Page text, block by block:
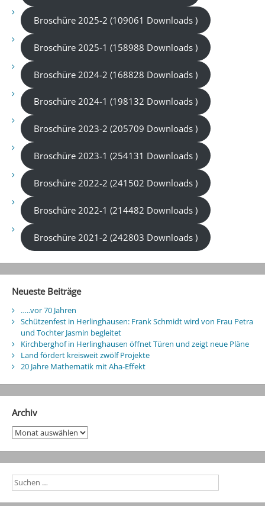
Broschüre 2025-2 (109061 Downloads )
Broschüre 2025-1 (158988 Downloads )
Broschüre 2024-2 (168828 Downloads )
Broschüre 2024-1 (198132 Downloads )
Broschüre 2023-2 (205709 Downloads )
Broschüre 2023-1 (254131 Downloads )
Broschüre 2022-2 (241502 Downloads )
Broschüre 2022-1 (214482 Downloads )
Broschüre 2021-2 (242803 Downloads )
Neueste Beiträge
…..vor 70 Jahren
Schützenfest in Herlinghausen: Frank Schmidt wird von Frau Petra
und Tochter Jasmin begleitet
Kirchberghof in Herlinghausen öffnet Türen und zeigt neue Pläne
Land fördert kreisweit zwölf Projekte
20 Jahre Mathematik mit Aha-Effekt
Archiv
Archiv